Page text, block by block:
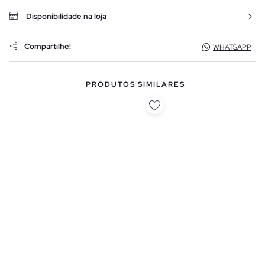
Disponibilidade na loja
Compartilhe! WHATSAPP
PRODUTOS SIMILARES